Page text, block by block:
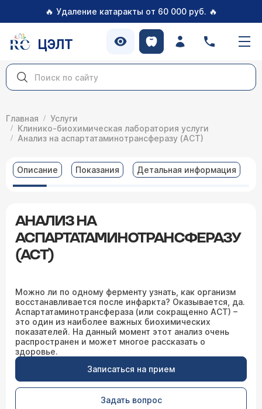
🔥 Удаление катаракты от 60 000 руб. 🔥
ЦЭЛТ
Главная
Услуги
Клинико-биохимическая лаборатория услуги
Анализ на аспартатаминотрансферазу (АСТ)
Описание Показания Детальная информация
АНАЛИЗ НА
АСПАРТАТАМИНОТРАНСФЕРАЗУ
(АСТ)
Можно ли по одному ферменту узнать, как организм
восстанавливается после инфаркта? Оказывается, да.
Аспартатаминотрансфераза (или сокращенно АСТ) –
это один из наиболее важных биохимических
показателей. На данный момент этот анализ очень
распространен и может многое рассказать о
здоровье.
Записаться на прием
Задать вопрос